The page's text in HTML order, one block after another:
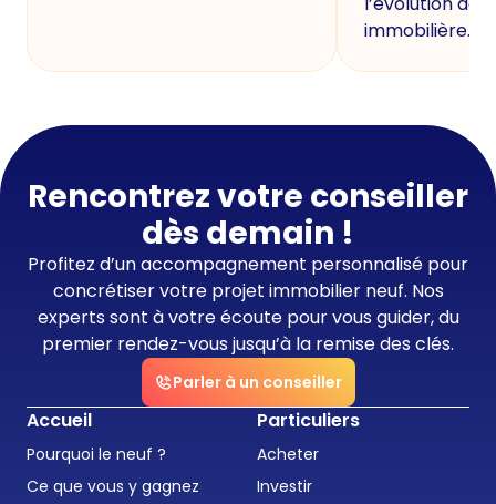
immobilière.
Rencontrez votre conseiller
dès demain !
Profitez d’un accompagnement personnalisé pour
concrétiser votre projet immobilier neuf. Nos
experts sont à votre écoute pour vous guider, du
premier rendez-vous jusqu’à la remise des clés.
Parler à un conseiller
Accueil
Pourquoi le neuf ?
Ce que vous y gagnez
Particuliers
Acheter
Investir